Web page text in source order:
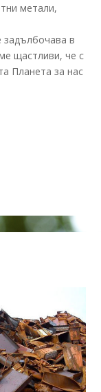
метали,
в
щастливи, че с
Планета за нас